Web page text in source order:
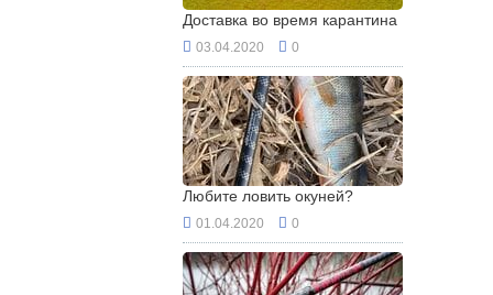
Доставка во время карантина
03.04.2020 0
Любите ловить окуней?
01.04.2020 0